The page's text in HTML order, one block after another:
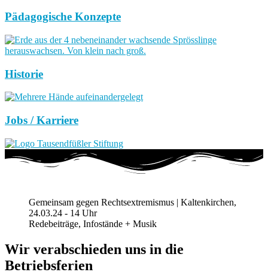
Pädagogische Konzepte
Historie
Jobs / Karriere
Gemeinsam gegen Rechtsextremismus | Kaltenkirchen,
24.03.24 - 14 Uhr
Redebeiträge, Infostände + Musik
Wir verabschieden uns in die
Betriebsferien